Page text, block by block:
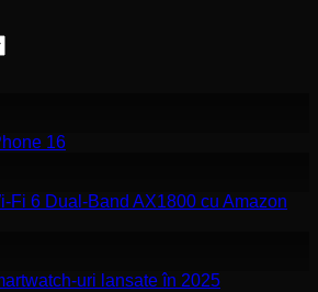
16Niciun
iPhone
16
Fi 6 Dual-Band AX1800 cu Amazon
uri lansate în 2025Niciun